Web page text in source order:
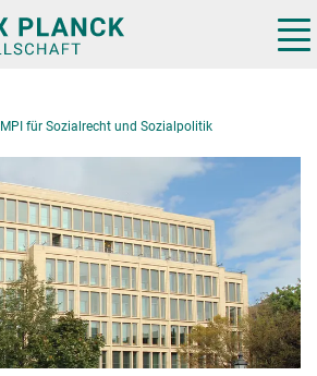
MPI für Sozialrecht und Sozialpolitik